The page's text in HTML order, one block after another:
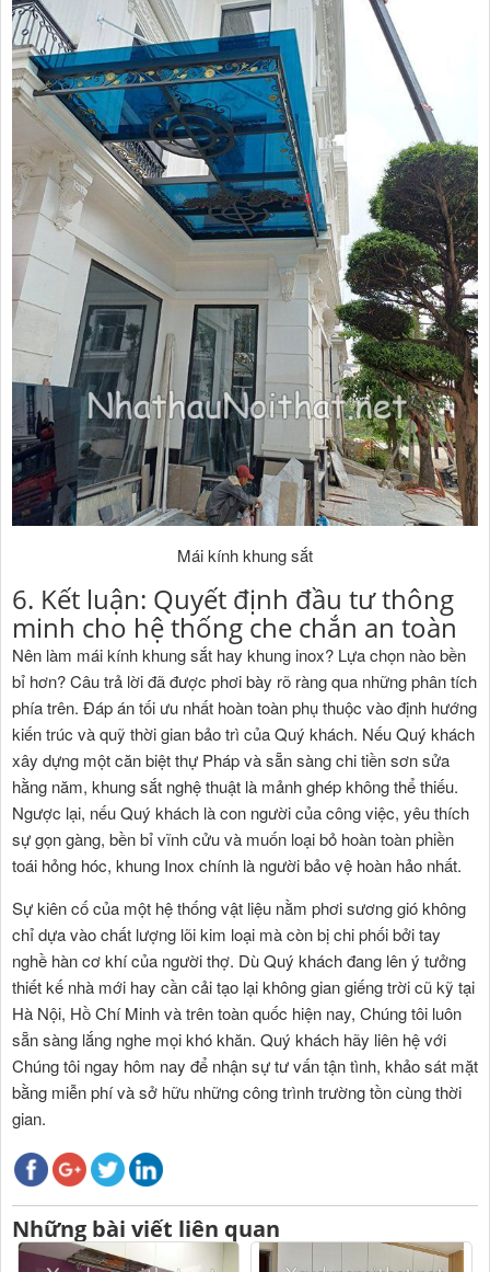
Mái kính khung sắt
6. Kết luận: Quyết định đầu tư thông
minh cho hệ thống che chắn an toàn
Nên làm mái kính khung sắt hay khung inox? Lựa chọn nào bền
bỉ hơn? Câu trả lời đã được phơi bày rõ ràng qua những phân tích
phía trên. Đáp án tối ưu nhất hoàn toàn phụ thuộc vào định hướng
kiến trúc và quỹ thời gian bảo trì của Quý khách. Nếu Quý khách
xây dựng một căn biệt thự Pháp và sẵn sàng chi tiền sơn sửa
hằng năm, khung sắt nghệ thuật là mảnh ghép không thể thiếu.
Ngược lại, nếu Quý khách là con người của công việc, yêu thích
sự gọn gàng, bền bỉ vĩnh cửu và muốn loại bỏ hoàn toàn phiền
toái hỏng hóc, khung Inox chính là người bảo vệ hoàn hảo nhất.
Sự kiên cố của một hệ thống vật liệu nằm phơi sương gió không
chỉ dựa vào chất lượng lõi kim loại mà còn bị chi phối bởi tay
nghề hàn cơ khí của người thợ. Dù Quý khách đang lên ý tưởng
thiết kế nhà mới hay cần cải tạo lại không gian giếng trời cũ kỹ tại
Hà Nội, Hồ Chí Minh và trên toàn quốc hiện nay, Chúng tôi luôn
sẵn sàng lắng nghe mọi khó khăn. Quý khách hãy liên hệ với
Chúng tôi ngay hôm nay để nhận sự tư vấn tận tình, khảo sát mặt
bằng miễn phí và sở hữu những công trình trường tồn cùng thời
gian.
Những bài viết liên quan